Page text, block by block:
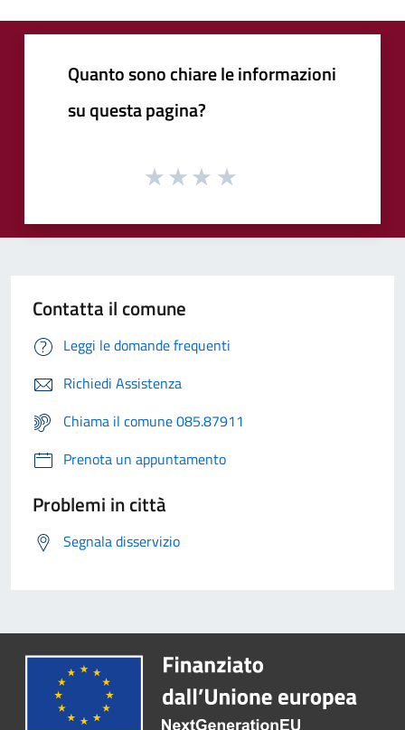
Quanto sono chiare le informazioni
su questa pagina?
Contatta il comune
Leggi le domande frequenti
Richiedi Assistenza
Chiama il comune 085.87911
Prenota un appuntamento
Problemi in città
Segnala disservizio